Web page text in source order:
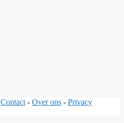
Contact- Over ons - Privacy